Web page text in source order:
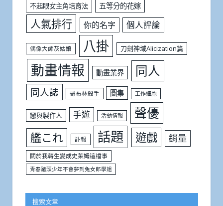
不起眼女主角培育法 五等分的花嫁
人氣排行 你的名字 個人評論
偶像大師灰姑娘 八掛 刀劍神域Alicization篇
動畫情報 動畫業界 同人
同人誌 哥布林殺手 圖集 工作細胞
戀與製作人 手遊 活動情報 聲優
艦これ 訃報 話題 遊戲 銷量
關於我轉生變成史萊姆這檔事
青春豬頭少年不會夢到兔女郎學姐
搜索文章